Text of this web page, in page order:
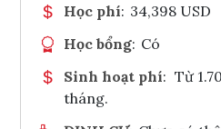
Học phí: 34,398 USD
Học bổng: Có
Sinh hoạt phí: Từ
tháng.